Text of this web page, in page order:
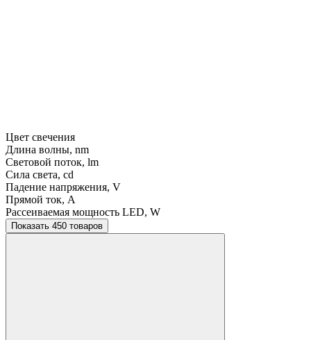
Цвет свечения
Длина волны, nm
Световой поток, lm
Сила света, cd
Падение напряжения, V
Прямой ток, A
Рассеиваемая мощность LED, W
Показать 450 товаров